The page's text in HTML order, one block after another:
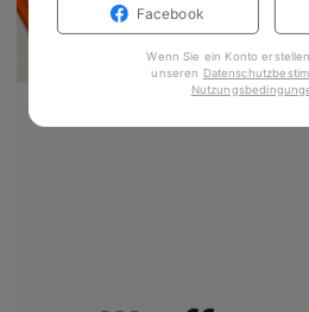
Facebook
Wenn Sie ein Konto
unseren